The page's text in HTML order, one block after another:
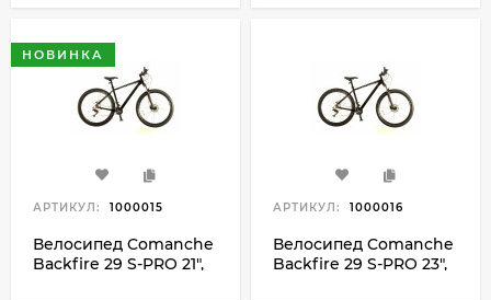
НОВИНКА
АРТИКУЛ: 1000015
Велосипед Comanche
Backfire 29 S-PRO 21",
АРТИКУЛ: 1000016
Велосипед Comanche
Backfire 29 S-PRO 23",